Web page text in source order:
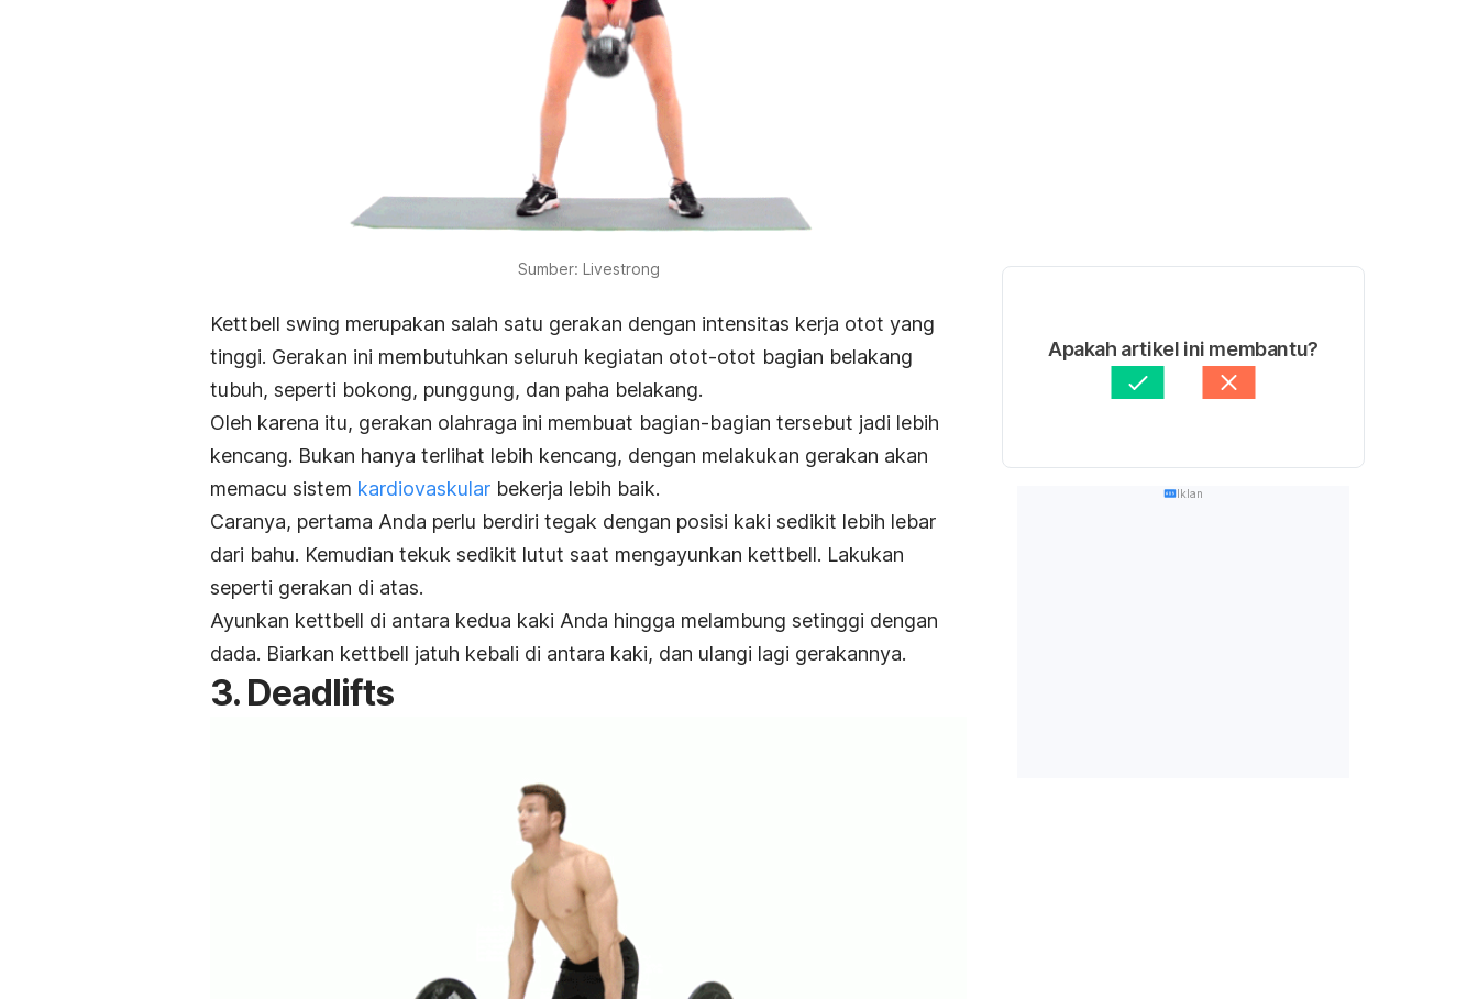
Sumber: Livestrong
Kettbell swing merupakan salah satu gerakan dengan intensitas kerja otot yang
tinggi. Gerakan ini membutuhkan seluruh kegiatan otot-otot bagian belakang
tubuh, seperti bokong, punggung, dan paha belakang.
Oleh karena itu, gerakan olahraga ini membuat bagian-bagian tersebut jadi lebih
kencang. Bukan hanya terlihat lebih kencang, dengan melakukan gerakan akan
memacu sistem kardiovaskular bekerja lebih baik.
Caranya, pertama Anda perlu berdiri tegak dengan posisi kaki sedikit lebih lebar
dari bahu. Kemudian tekuk sedikit lutut saat mengayunkan kettbell. Lakukan
seperti gerakan di atas.
Ayunkan kettbell di antara kedua kaki Anda hingga melambung setinggi dengan
dada. Biarkan kettbell jatuh kebali di antara kaki, dan ulangi lagi gerakannya.
3. Deadlifts
Apakah artikel ini membantu?
Iklan